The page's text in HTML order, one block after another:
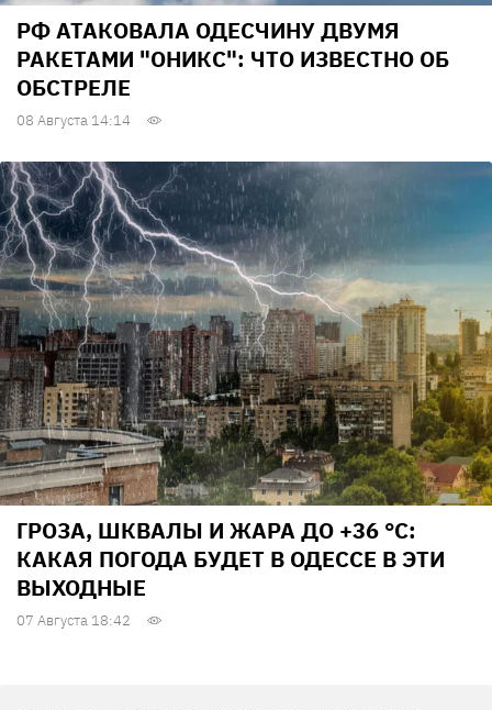
РФ АТАКОВАЛА ОДЕСЧИНУ ДВУМЯ
РАКЕТАМИ "ОНИКС": ЧТО ИЗВЕСТНО ОБ
ОБСТРЕЛЕ
08 Августа 14:14
ГРОЗА, ШКВАЛЫ И ЖАРА ДО +36 °С:
КАКАЯ ПОГОДА БУДЕТ В ОДЕССЕ В ЭТИ
ВЫХОДНЫЕ
07 Августа 18:42